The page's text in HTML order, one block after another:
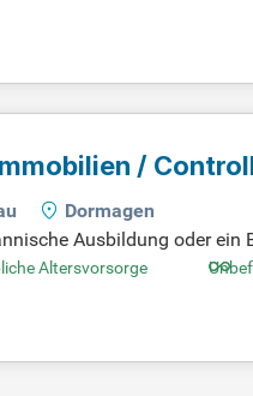
4w2X7RCQTJB1_DE.
/
Dormagen
Ausbildung oder
macht Sie zur idealen
Arbeitszeiten und
Altersvorsorge